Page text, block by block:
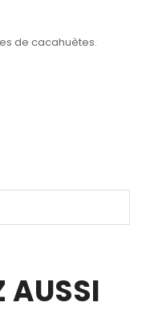
de cacahuètes.
AUSSI